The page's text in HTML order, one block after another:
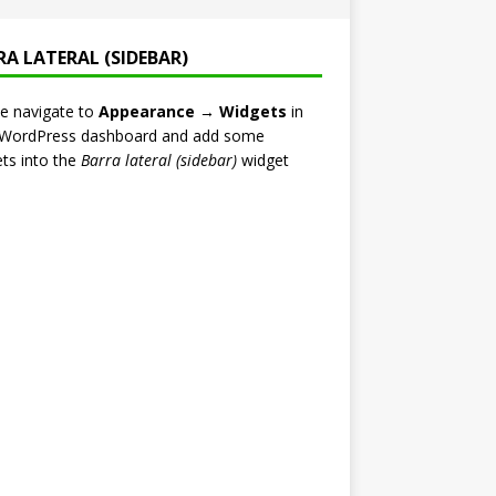
LATERAL (SIDEBAR)
navigate to Appearance → Widgets in
dashboard and add some
into the Barra lateral (sidebar)widget